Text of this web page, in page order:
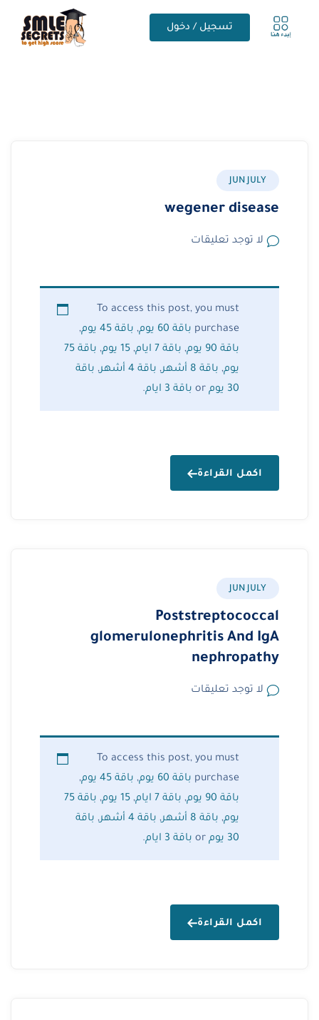
تسجيل / دخول
JUN JULY
wegener disease
لا توجد تعليقات
To access this post, you must
purchase باقة 60 يوم , باقة 45 يوم
,
باقة 90 يوم
, باقة 7 ايام , 15 يوم ,
باقة 75
يوم, باقة 8 أشهر , باقة 4 أشهر , باقة
30 يوم
باقة 3 ايام .
اكمل القراءة
JUN JULY
Poststreptococcal
glomerulonephritis And IgA
nephropathy
لا توجد تعليقات
To access this post, you must
purchase باقة 60 يوم , باقة 45 يوم
,
باقة 90 يوم
, باقة 7 ايام , 15 يوم ,
باقة 75
يوم, باقة 8 أشهر , باقة 4 أشهر , باقة
30 يوم
باقة 3 ايام .
اكمل القراءة